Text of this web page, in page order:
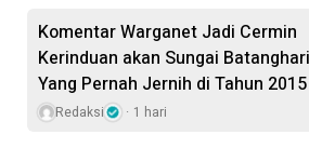
Komentar Warganet Jadi Cermin
Kerinduan akan Sungai Batanghari
Yang Pernah Jernih di Tahun 2015
Redaksi 1 hari